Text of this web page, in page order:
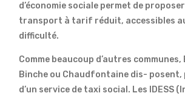
d’économie sociale permet de
transport à tarif réduit, accessibles
difficulté.
Comme beaucoup d’autres
Binche ou Chaudfontaine dis- posent,
d’un service de taxi social. Les IDESS